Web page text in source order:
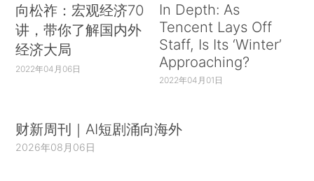
向松祚：宏观经济70
讲，带你了解国内外
经济大局
2022年04月06日
In Depth: As
Tencent Lays Off
Staff, Is Its ‘Winter’
Approaching?
2022年04月01日
财新周刊｜AI短剧涌向海外
2026年08月06日